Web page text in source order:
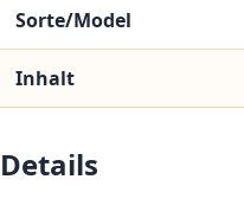
Sorte/Model
Inhalt
Details